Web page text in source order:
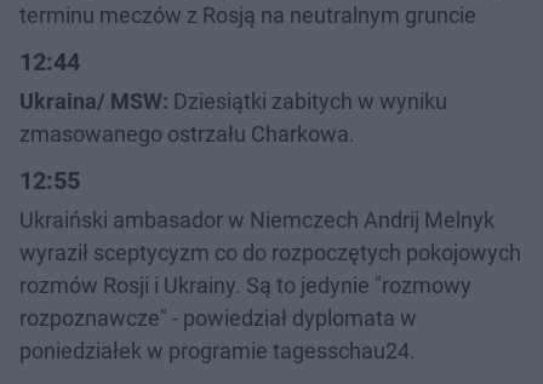
terminu meczów z Rosją na neutralnym gruncie
12:44
Ukraina/ MSW: Dziesiątki zabitych w wyniku
zmasowanego ostrzału Charkowa.
12:55
Ukraiński ambasador w Niemczech Andrij Melnyk
wyraził sceptycyzm co do rozpoczętych pokojowych
rozmów Rosji i Ukrainy. Są to jedynie "rozmowy
rozpoznawcze" - powiedział dyplomata w
poniedziałek w programie tagesschau24.